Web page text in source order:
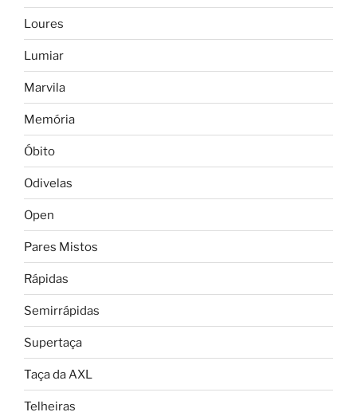
Loures
Lumiar
Marvila
Memória
Óbito
Odivelas
Open
Pares Mistos
Rápidas
Semirrápidas
Supertaça
Taça da AXL
Telheiras